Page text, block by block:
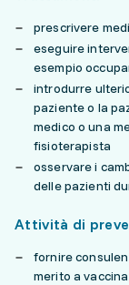
prescrivere
eseguire
esempio
introdurre
paziente o la
medico o una
fisioterapista
osservare i
delle pazienti
Attività di
fornire
merito a